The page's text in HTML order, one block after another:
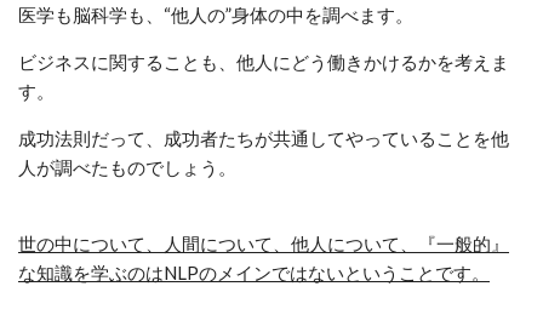
医学も脳科学も、“他人の”身体の中を調べます。
ビジネスに関することも、他人にどう働きかけるかを考えま
す。
成功法則だって、成功者たちが共通してやっていることを他
人が調べたものでしょう。
世の中について、人間について、他人について、『一般的』
な知識を学ぶのはNLPのメインではないということです。